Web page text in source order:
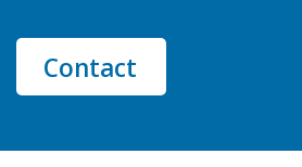
Contact